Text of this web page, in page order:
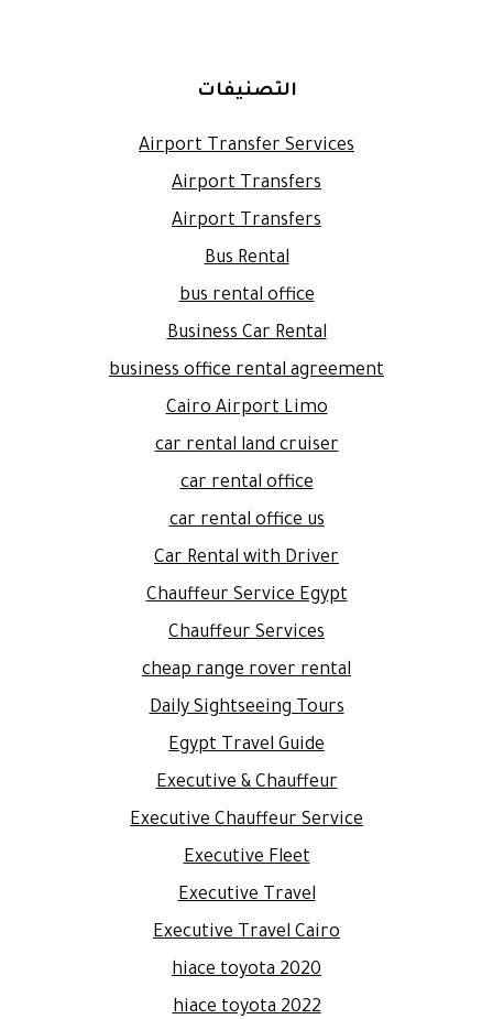
التصنيفات
Airport Transfer Services
Airport Transfers
Airport Transfers
Bus Rental
bus rental office
Business Car Rental
business office rental agreement
Cairo Airport Limo
car rental land cruiser
car rental office
car rental office us
Car Rental with Driver
Chauffeur Service Egypt
Chauffeur Services
cheap range rover rental
Daily Sightseeing Tours
Egypt Travel Guide
Executive & Chauffeur
Executive Chauffeur Service
Executive Fleet
Executive Travel
Executive Travel Cairo
hiace toyota 2020
hiace toyota 2022